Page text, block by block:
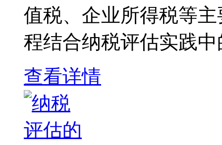
值税、企业所得税等
程结合纳税评估实践
查看详情